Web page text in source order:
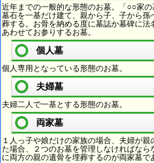
近年までの一般的な形態のお墓。「○○家
墓石を一基だけ建て、親から子、子から
葬する。お骨を納める度に墓誌か墓碑に
あわせてお参りするお墓。
個人墓
個人専用となっている形態のお墓。
夫婦墓
夫婦二人で一基とする形態のお墓。
両家墓
１人っ子や娘だけの家族の場合、夫婦が
た場合、２つのお墓を管理しなければな
に両方の親の遺骨を埋葬するのが両家墓で